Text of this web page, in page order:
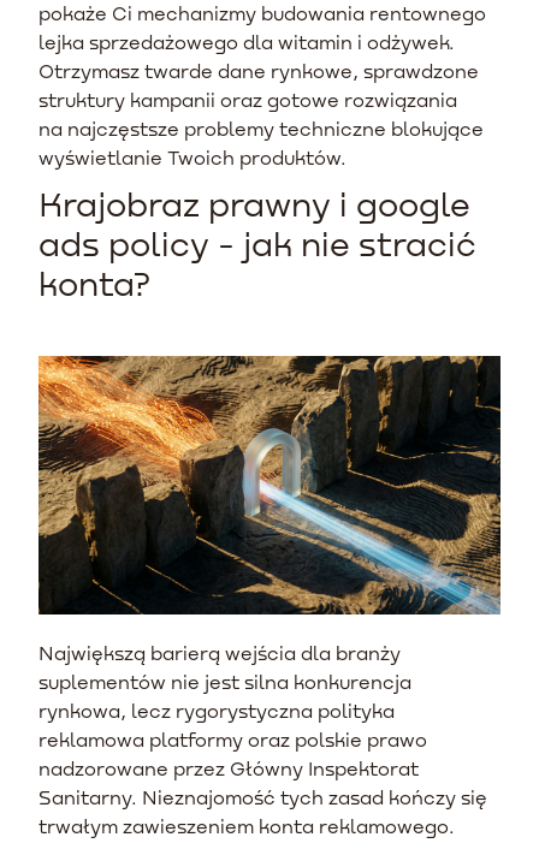
pokaże Ci mechanizmy budowania rentownego
lejka sprzedażowego dla witamin i odżywek.
Otrzymasz twarde dane rynkowe, sprawdzone
struktury kampanii oraz gotowe rozwiązania
na najczęstsze problemy techniczne blokujące
wyświetlanie Twoich produktów.
Krajobraz prawny i google
ads policy - jak nie stracić
konta?
Największą barierą wejścia dla branży
suplementów nie jest silna konkurencja
rynkowa, lecz rygorystyczna polityka
reklamowa platformy oraz polskie prawo
nadzorowane przez Główny Inspektorat
Sanitarny. Nieznajomość tych zasad kończy się
trwałym zawieszeniem konta reklamowego.